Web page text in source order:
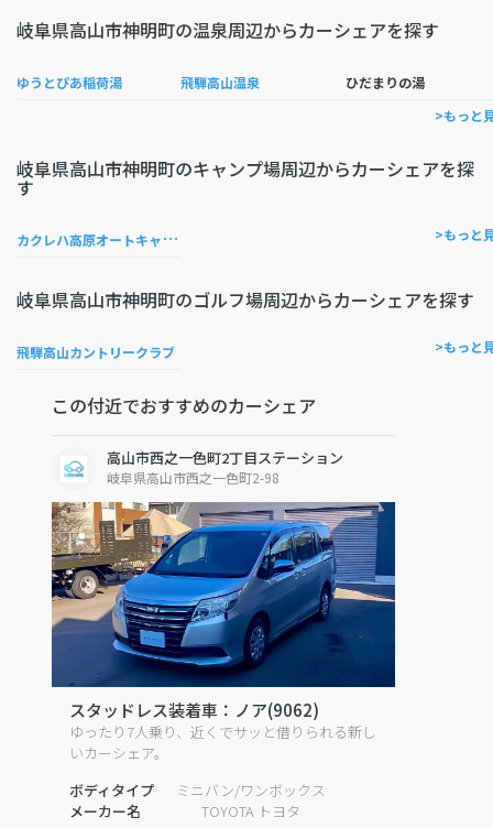
岐阜県高山市神明町の温泉周辺からカーシェアを探す
ゆうとぴあ稲荷湯 飛騨高山温泉
ひだまりの湯
>もっと
岐阜県高山市神明町のキャンプ場周辺からカーシェアを探
す
カ
クレハ高原オートキャンプ場 >もっと
岐阜県高山市神明町のゴルフ場周辺からカーシェアを探す
飛騨高山カントリークラブ >もっと
この付近でおすすめのカーシェア
高山市西之一色町2丁目ステーション
岐阜県高山市西之一色町2-98
スタッドレス装着車：ノア(9062)
ゆったり7人乗り、近くでサッと借りられる新し
いカーシェア。
ボディタイプ
メーカー名
ミニバン/ワンボックス
TOYOTA トヨタ